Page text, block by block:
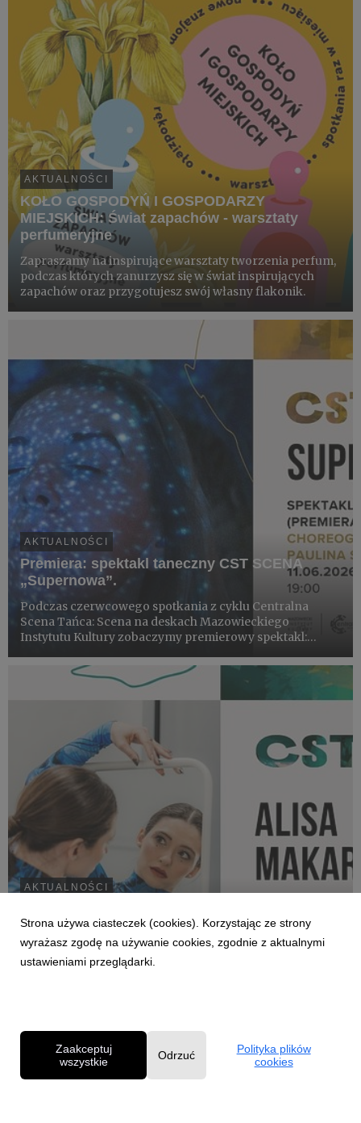
AKTUALNOŚCI
KOŁO GOSPODYŃ I GOSPODARZY
MIEJSKICH: Świat zapachów - warsztaty
perfumeryjne
Zapraszamy na inspirujące warsztaty tworzenia perfum,
podczas których zanurzysz się w świat inspirujących
zapachów oraz przygotujesz swój własny flakonik.
AKTUALNOŚCI
Premiera: spektakl taneczny CST SCENA
„Supernowa”.
Podczas czerwcowego spotkania z cyklu Centralna
Scena Tańca: Scena na deskach Mazowieckiego
Instytutu Kultury zobaczymy premierowy spektakl:
AKTUALNOŚCI
Makarenko, 14 maja.
Podczas majowego spotkania z cyklu „Autoportret
choreograficzny” Centralnej Sceny Tańca w
Strona używa ciasteczek (cookies). Korzystając ze strony
wyrażasz zgodę na używanie cookies, zgodnie z aktualnymi
ustawieniami przeglądarki.
Zaakceptuj
wszystkie
Odrzuć
Polityka plików
cookies